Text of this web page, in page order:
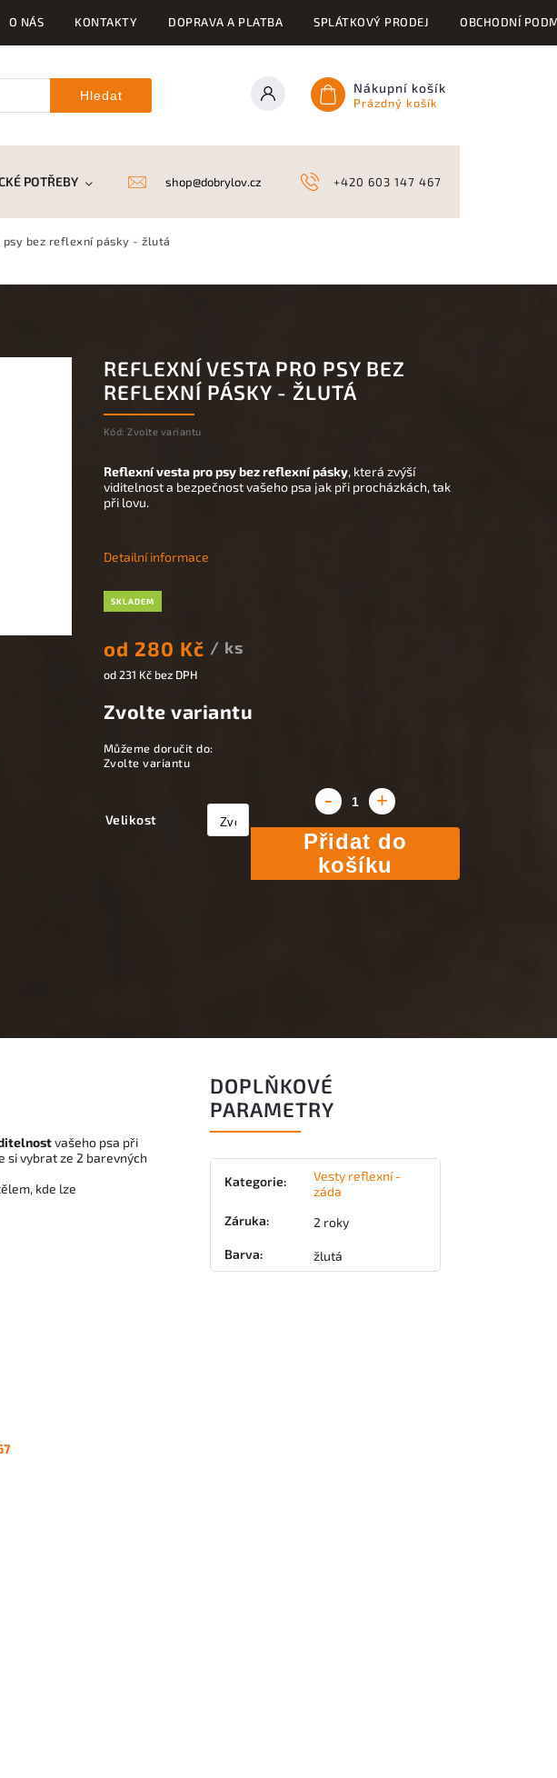
O NÁS KONTAKTY DOPRAVA A PLATBA SPLÁTKOVÝ PRODEJ OBCHODNÍ
Hledat Nákupní košík
Prázdný košík
POTŘEBY DRONY KYNOLOGICKÉ POTŘEBY NAHÁŇKY A LOV
+420 603 147 467
shop@dobrylov.cz
bez reflexní pásky - žlutá
REFLEXNÍ VESTA PRO PSY BEZ
REFLEXNÍ PÁSKY - ŽLUTÁ
Kód: Zvolte variantu
SKLADEM
od 280 Kč / ks
od231 Kčbez DPH
Zvolte variantu
Můžeme doručit do:
Zvolte variantu
Velikost
Přidat do
košíku
Reflexní vesta pro psy bez reflexní pásky, která zvýší
viditelnost a bezpečnost vašeho psa jak při procházkách, tak
při lovu.
Detailní informace
vašeho psa při
si vybrat ze 2 barevných
kde lze
DOPLŇKOVÉ
PARAMETRY
Kategorie:
Vesty reflexní -
záda
Záruka: 2 roky
Barva: žlutá